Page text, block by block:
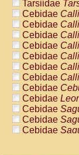
Pitheciidae
Pitheciidae
Pitheciidae
Pitheciidae
Pitheciidae
Pitheciidae
Pitheciidae
Tarsiidae
Cebidae
Cebidae
Cebidae
Cebidae
Cebidae
Cebidae
Cebidae
Cebidae
Cebidae
Cebidae
Cebidae
Cebidae